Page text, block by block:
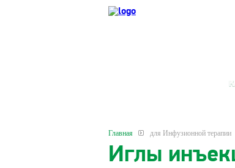
Главная для Инфузионной терапии
Иглы